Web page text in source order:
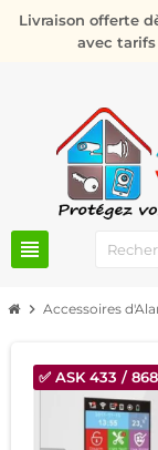
Livraison offerte
avec
view_headline
chevron_right Accessoires
✅ ASK 433 /